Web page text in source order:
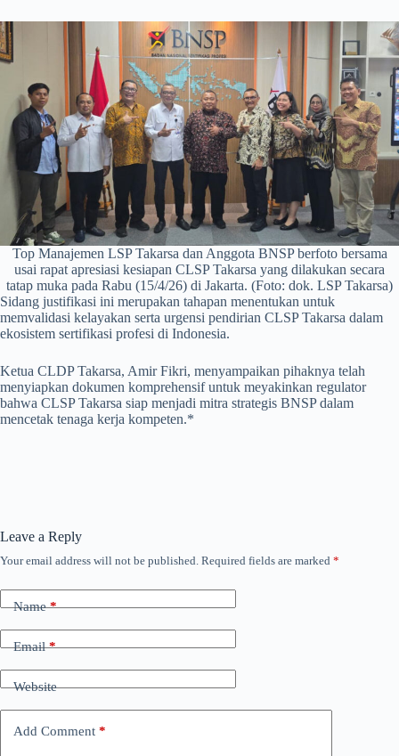
Top Manajemen LSP Takarsa dan Anggota BNSP berfoto bersama
usai rapat apresiasi kesiapan CLSP Takarsa yang dilakukan secara
tatap muka pada Rabu (15/4/26) di Jakarta. (Foto: dok. LSP Takarsa)
Sidang justifikasi ini merupakan tahapan menentukan untuk
memvalidasi kelayakan serta urgensi pendirian CLSP Takarsa dalam
ekosistem sertifikasi profesi di Indonesia.
Ketua CLDP Takarsa, Amir Fikri, menyampaikan pihaknya telah
menyiapkan dokumen komprehensif untuk meyakinkan regulator
bahwa CLSP Takarsa siap menjadi mitra strategis BNSP dalam
mencetak tenaga kerja kompeten.*
Leave a Reply
Your email address will not be published. Required fields are marked *
Name*
Email*
Website
Add Comment *